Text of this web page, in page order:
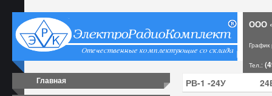
ООО
Тел.:
Главная